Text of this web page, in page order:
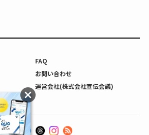
FAQ
お問い合わせ
運営会社(株式会社宣伝会議)
いて